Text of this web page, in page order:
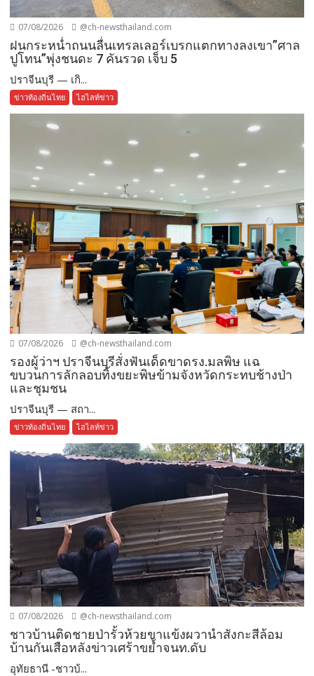
07/08/2026 @ch-newsthailand.com
ฝนกระหน่ำถนนลื่นเทรลเลอร์เบรกแตกทางลงเขา”ศาล
ปูโทน”พุ่งชนดะ 7 คันรวด เจ็บ 5
ปราจีนบุรี — เกิ...
ข่าวท้องถิ่นไทย ไฮไลท์ข่าว
07/08/2026 @ch-newsthailand.com
รองผู้ว่าฯ ปราจีนบุรีสั่งฟันเด็ดขาดรง.มลพิษ แฉ
ขบวนการลักลอบทิ้งขยะพิษข้ามจังหวัดกระทบช้างป่า
และชุมชน
ปราจีนบุรี — สถา...
ข่าวท้องถิ่นไทย ไฮไลท์ข่าว
07/08/2026 @ch-newsthailand.com
ชาวบ้านติดชายป่ารั้วห้วยขาแข้งผวานำสังกะสีล้อม
บ้านกันเสือหลังข่าวเศร้าขย้ำจนท.ดับ
อุทัยธานี -ชาวบ้...